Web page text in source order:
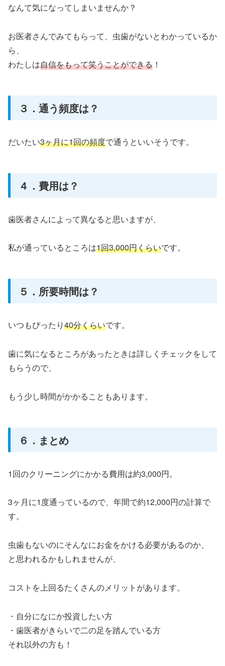
なんて気になってしまいませんか？
お医者さんでみてもらって、虫歯がないとわかっているか
ら、
わたしは自信をもって笑うことができる ！
３．通う頻度は？
だいたい3ヶ月に1回の頻度で通うといいそうです。
４．費用は？
歯医者さんによって異なると思いますが、
私が通っているところは1回3,000円くらいです。
５．所要時間は？
いつもぴったり40分くらいです。
歯に気になるところがあったときは詳しくチェックをして
もらうので、
もう少し時間がかかることもあります。
６．まとめ
1回のクリーニングにかかる費用は約3,000円。
3ヶ月に1度通っているので、年間で約12,000円の計算で
す。
虫歯もないのにそんなにお金をかける必要があるのか、
と思われるかもしれませんが、
コストを上回るたくさんのメリットがあります。
・自分になにか投資したい方
・歯医者がきらいで二の足を踏んでいる方
それ以外の方も！